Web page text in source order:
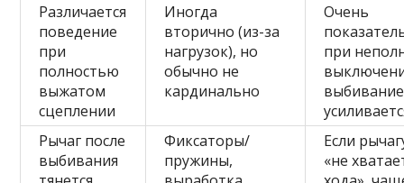
Различается
поведение
при
полностью
выжатом
сцеплении
Иногда
вторично (из-за
нагрузок), но
обычно не
кардинально
Очень
при
выбивание
Рычаг после
выбивания
Фиксаторы/
пружины,
Если
«не